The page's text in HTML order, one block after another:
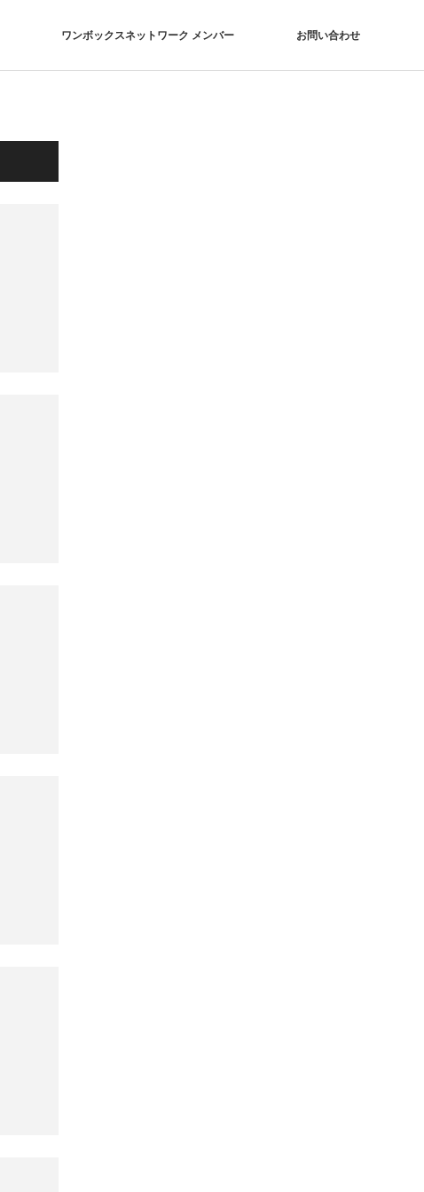
ワンボックスネットワーク メンバー お問い合わせ